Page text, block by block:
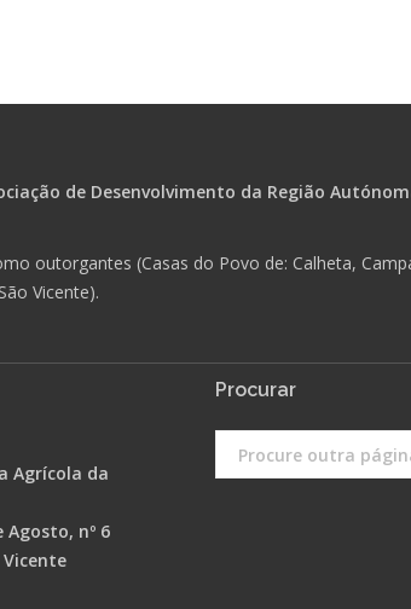
outorgantes (Casas do Povo de: Calheta,
Vicente).
Agrícola da
Agosto, nº 6
Vicente
Procurar